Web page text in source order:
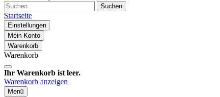
Suchen
Startseite
Einstellungen
Mein Konto
Warenkorb
Warenkorb
Ihr Warenkorb ist leer.
Warenkorb anzeigen
Menü